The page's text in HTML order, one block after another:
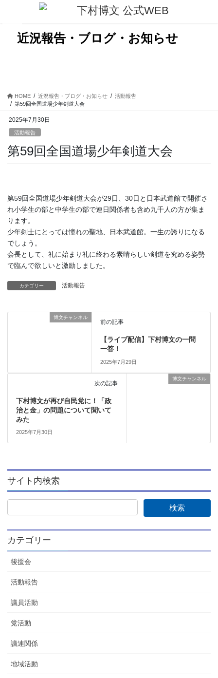
近況報告・ブログ・お知らせ
HOME 近況報告・ブログ・お知らせ
活動報告
第59回全国道場少年剣道大会
2025年7月30日
活動報告
第59回全国道場少年剣道大会
第59回全国道場少年剣道大会が29日、30日と日本武道館で開催さ
れ小学生の部と中学生の部で連日関係者も含め九千人の方が集ま
ります。
少年剣士にとっては憧れの聖地、日本武道館。一生の誇りになる
でしょう。
会長として、礼に始まり礼に終わる素晴らしい剣道を究める姿勢
で臨んで欲しいと激励しました。
カテゴリー 活動報告
博文チャンネル
前の記事
【ライブ配信】下村博文の一問
一答！
2025年7月29日
博文チャンネル
次の記事
下村博文が再び自民党に！「政
治と金」の問題について聞いて
みた
2025年7月30日
サイト内検索
カテゴリー
後援会
活動報告
議員活動
党活動
議連関係
地域活動